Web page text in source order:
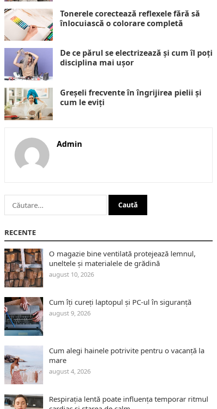
Tonerele corectează reflexele fără să
înlocuiască o colorare completă
De ce părul se electrizează și cum îl poți
disciplina mai ușor
Greșeli frecvente în îngrijirea pielii și
cum le eviți
Admin
Caută
după:
RECENTE
O magazie bine ventilată protejează lemnul,
uneltele și materialele de grădină
august 10, 2026
Cum îți cureți laptopul și PC-ul în siguranță
august 9, 2026
Cum alegi hainele potrivite pentru o vacanță la
mare
august 4, 2026
Respirația lentă poate influența temporar ritmul